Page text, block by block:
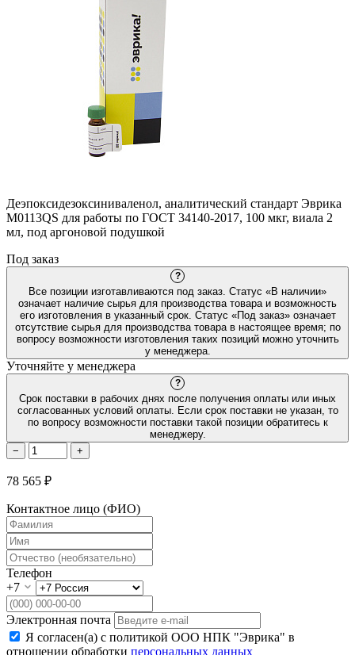
Деэпоксидезоксиниваленол, аналитический стандарт Эврика
M0113QS для работы по ГОСТ 34140-2017, 100 мкг, виала 2
мл, под аргоновой подушкой
Под заказ
?
Все позиции изготавливаются под заказ. Статус «В наличии»
означает наличие сырья для производства товара и возможность
его изготовления в указанный срок. Статус «Под заказ» означает
отсутствие сырья для производства товара в настоящее время; по
вопросу возможности изготовления таких позиций можно уточнить
у менеджера.
Уточняйте у менеджера
?
Срок поставки в рабочих днях после получения оплаты или иных
согласованных условий оплаты. Если срок поставки не указан, то
по вопросу возможности поставки такой позиции обратитесь к
менеджеру.
−
+
78 565 ₽
Контактное лицо (ФИО)
Телефон
+7
Электронная почта
Я согласен(а) с политикой ООО НПК "Эврика" в
отношении обработки персональных данных